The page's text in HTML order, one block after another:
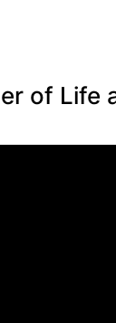
of Life